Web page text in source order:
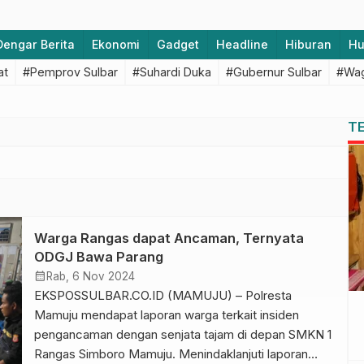
Berita Ekonomi Gadget Headline Hiburan
#Pemprov Sulbar #Suhardi Duka #Gubernur Sulbar
Warga Rangas dapat Ancaman, Ternyata
ODGJ Bawa Parang
calendar_month Rab, 6 Nov 2024
EKSPOSSULBAR.CO.ID (MAMUJU) – Polresta
Mamuju mendapat laporan warga terkait insiden
pengancaman dengan senjata tajam di depan SMKN 1
Rangas Simboro Mamuju. Menindaklanjuti laporan